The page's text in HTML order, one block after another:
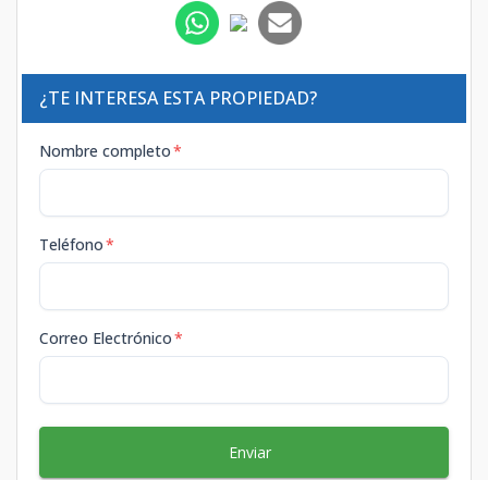
¿TE INTERESA ESTA PROPIEDAD?
Nombre completo*
Teléfono*
Correo Electrónico*
Enviar